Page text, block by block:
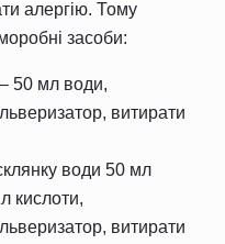
алергію. Тому
засоби:
50 мл води,
витирати
води 50 мл
кислоти,
витирати